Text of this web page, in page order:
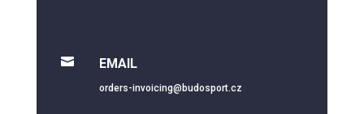
 EMAIL
orders-invoicing@budosport.cz